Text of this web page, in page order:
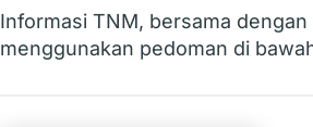
Informasi TNM, bersama
menggunakan pedoman di